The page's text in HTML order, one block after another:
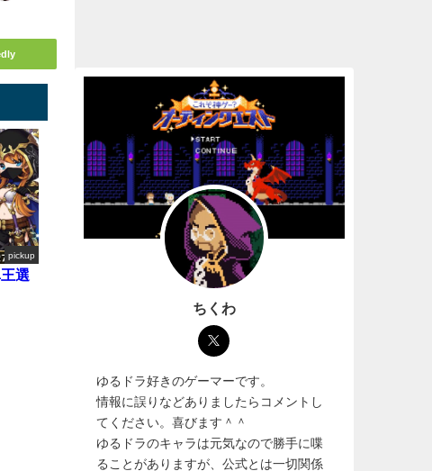
pickup
選
ちくわ
ゆるドラ好きのゲーマーです。
情報に誤りなどありましたらコメントし
てください。喜びます＾＾
ゆるドラのキャラは元気なので勝手に喋
ることがありますが、公式とは一切関係